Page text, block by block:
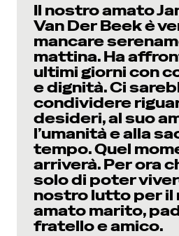
Il nostro amato
Van Der Beek è
mancare
mattina. Ha
ultimi giorni con
e dignità. Ci
condividere
desideri, al suo
l’umanità e alla
tempo. Quel
arriverà. Per ora
solo di poter
nostro lutto per il
amato marito,
fratello e amico.